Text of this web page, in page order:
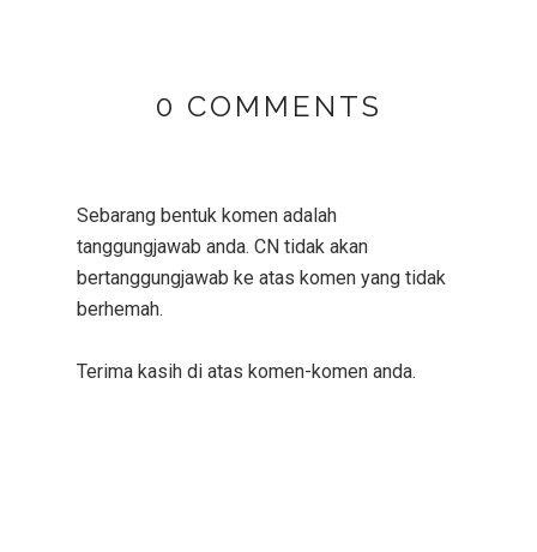
0 COMMENTS
Sebarang bentuk komen adalah
tanggungjawab anda. CN tidak akan
bertanggungjawab ke atas komen yang tidak
berhemah.
Terima kasih di atas komen-komen anda.